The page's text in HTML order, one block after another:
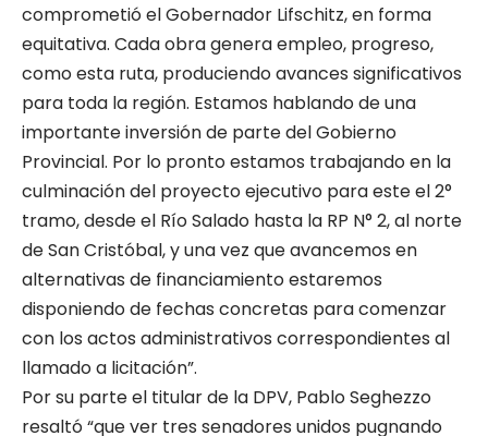
comprometió el Gobernador Lifschitz, en forma
equitativa. Cada obra genera empleo, progreso,
como esta ruta, produciendo avances significativos
para toda la región. Estamos hablando de una
importante inversión de parte del Gobierno
Provincial. Por lo pronto estamos trabajando en la
culminación del proyecto ejecutivo para este el 2°
tramo, desde el Río Salado hasta la RP N° 2, al norte
de San Cristóbal, y una vez que avancemos en
alternativas de financiamiento estaremos
disponiendo de fechas concretas para comenzar
con los actos administrativos correspondientes al
llamado a licitación”.
Por su parte el titular de la DPV, Pablo Seghezzo
resaltó “que ver tres senadores unidos pugnando